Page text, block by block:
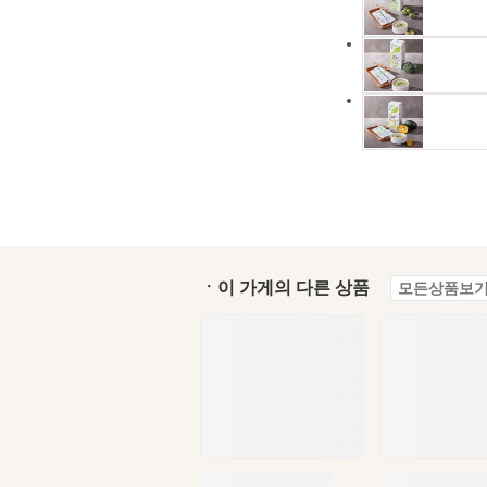
ㆍ이 가게의 다른 상품 모든상품보